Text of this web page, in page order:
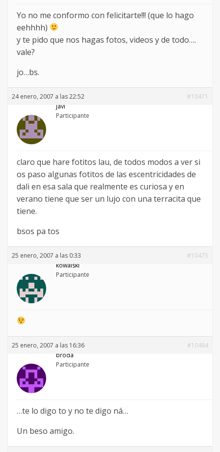
Yo no me conformo con felicitarte!!! (que lo hago
eehhhh)
y te pido que nos hagas fotos, videos y de todo….
vale?
jo…bs.
24 enero, 2007 a las 22:52
#10471
javi
Participante
claro que hare fotitos lau, de todos modos a ver si
os paso algunas fotitos de las escentricidades de
dali en esa sala que realmente es curiosa y en
verano tiene que ser un lujo con una terracita que
tiene.
bsos pa tos
25 enero, 2007 a las 0:33
#10475
kowalski
Participante
25 enero, 2007 a las 16:36
#10484
broda
Participante
…te lo digo to y no te digo ná…
Un beso amigo.